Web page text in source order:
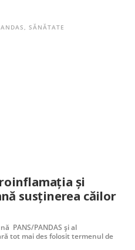
,SĂNĂTATE
și
susținerea căilor
PANS/PANDAS și al
tot mai des folosit termenul de